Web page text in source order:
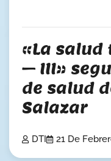
«La salud
– III»
de salud
Salazar
DTI 21 De